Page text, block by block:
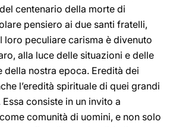
centenario della morte di
pensiero ai due santi fratelli,
loro peculiare carisma è divenuto
alla luce delle situazioni e delle
nostra epoca. Eredità dei
l’eredità spirituale di quei grandi
consiste in un invito a
comunità di uomini, e non solo